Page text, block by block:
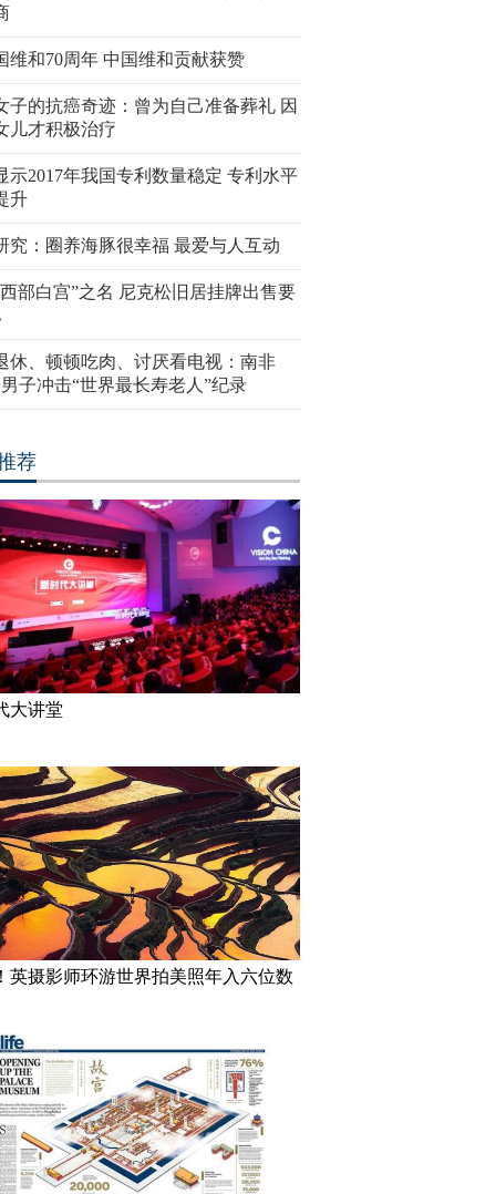
维和70周年 中国维和贡献获赞
子的抗癌奇迹：曾为自己准备葬礼 因
儿才积极治疗
示2017年我国专利数量稳定 专利水平
升
究：圈养海豚很幸福 最爱与人互动
部白宫”之名 尼克松旧居挂牌出售要
休、顿顿吃肉、讨厌看电视：南非
子冲击“世界最长寿老人”纪录
荐
大讲堂
英摄影师环游世界拍美照年入六位数